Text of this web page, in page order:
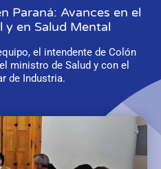
Paraná: Avances en el
y en Salud Mental
el intendente de Colón
ministro de Salud y con el
de Industria.